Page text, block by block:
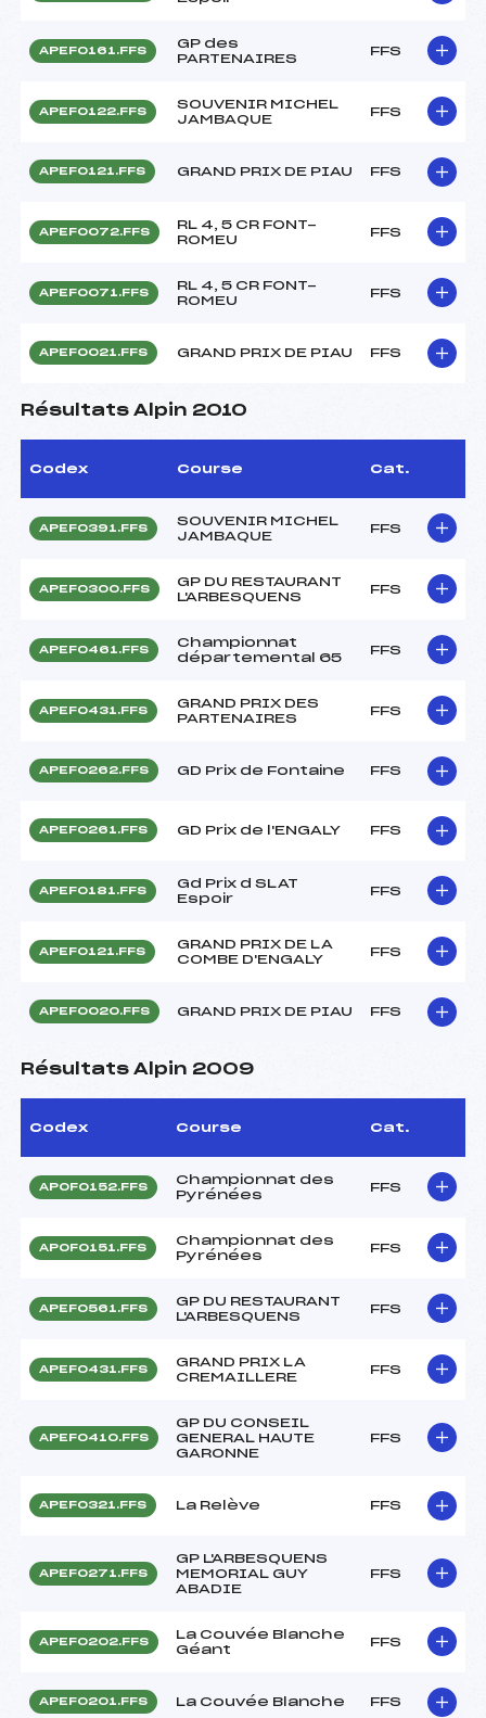
APEF0161.FFS
GP des
PARTENAIRES
FFS
APEF0122.FFS
SOUVENIR MICHEL
JAMBAQUE
FFS
APEF0121.FFS GRAND PRIX DE PIAU FFS
APEF0072.FFS
RL 4, 5 CR FONT-
ROMEU
FFS
APEF0071.FFS
RL 4, 5 CR FONT-
ROMEU
FFS
APEF0021.FFS GRAND PRIX DE PIAU FFS
Résultats Alpin 2010
Codex Course Cat.
APEF0391.FFS
SOUVENIR MICHEL
JAMBAQUE
FFS
APEF0300.FFS
GP DU RESTAURANT
L'ARBESQUENS
FFS
APEF0461.FFS
Championnat
départemental 65
FFS
APEF0431.FFS
GRAND PRIX DES
PARTENAIRES
FFS
APEF0262.FFS GD Prix de Fontaine FFS
APEF0261.FFS GD Prix de l'ENGALY FFS
APEF0181.FFS
Gd Prix d SLAT
Espoir
FFS
APEF0121.FFS
GRAND PRIX DE LA
COMBE D'ENGALY
FFS
APEF0020.FFS GRAND PRIX DE PIAU FFS
Résultats Alpin 2009
Codex Course Cat.
APOF0152.FFS
Championnat des
Pyrénées
FFS
APOF0151.FFS
Championnat des
Pyrénées
FFS
APEF0561.FFS
GP DU RESTAURANT
L'ARBESQUENS
FFS
APEF0431.FFS
GRAND PRIX LA
CREMAILLERE
FFS
APEF0410.FFS
GP DU CONSEIL
GENERAL HAUTE
GARONNE
FFS
APEF0321.FFS La Relève FFS
APEF0271.FFS
GP L'ARBESQUENS
MEMORIAL GUY
ABADIE
FFS
APEF0202.FFS
La Couvée Blanche
Géant
FFS
APEF0201.FFS La Couvée Blanche FFS